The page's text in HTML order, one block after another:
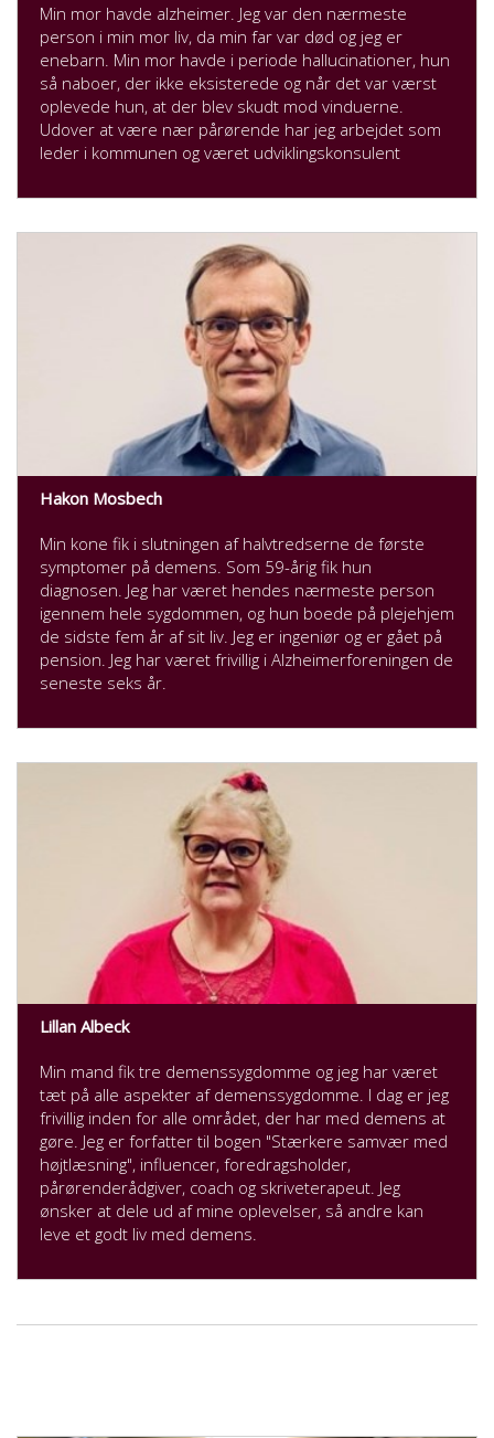
Min mor havde alzheimer. Jeg var den nærmeste
person i min mor liv, da min far var død og jeg er
enebarn. Min mor havde i periode hallucinationer, hun
så naboer, der ikke eksisterede og når det var værst
oplevede hun, at der blev skudt mod vinduerne.
Udover at være nær pårørende har jeg arbejdet som
leder i kommunen og været udviklingskonsulent
Hakon Mosbech
Min kone fik i slutningen af halvtredserne de første
symptomer på demens. Som 59-årig fik hun
diagnosen. Jeg har været hendes nærmeste person
igennem hele sygdommen, og hun boede på plejehjem
de sidste fem år af sit liv. Jeg er ingeniør og er gået på
pension. Jeg har været frivillig i Alzheimerforeningen de
seneste seks år.
Lillan Albeck
Min mand fik tre demenssygdomme og jeg har været
tæt på alle aspekter af demenssygdomme. I dag er jeg
frivillig inden for alle området, der har med demens at
gøre. Jeg er forfatter til bogen "Stærkere samvær med
højtlæsning", influencer, foredragsholder,
pårørenderådgiver, coach og skriveterapeut. Jeg
ønsker at dele ud af mine oplevelser, så andre kan
leve et godt liv med demens.